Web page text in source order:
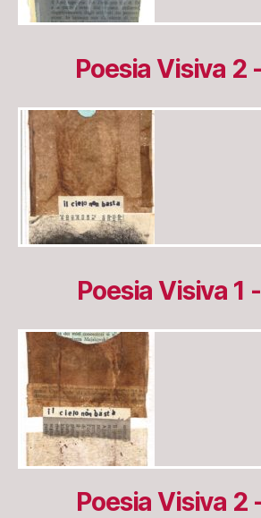
Poesia Visiva 2
Poesia Visiva 1
Poesia Visiva 2